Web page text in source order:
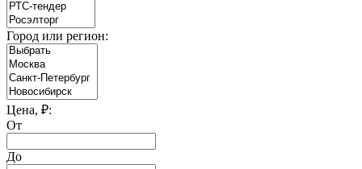
Город или регион:
Цена, ₽:
От
До